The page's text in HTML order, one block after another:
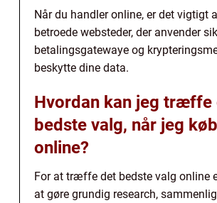
Når du handler online, er det vigtigt
betroede websteder, der anvender
betalingsgatewaye og
beskytte dine data.
Hvordan kan jeg træffe
bedste valg, når jeg
online?
For at træffe det bedste valg online
at gøre grundig research,